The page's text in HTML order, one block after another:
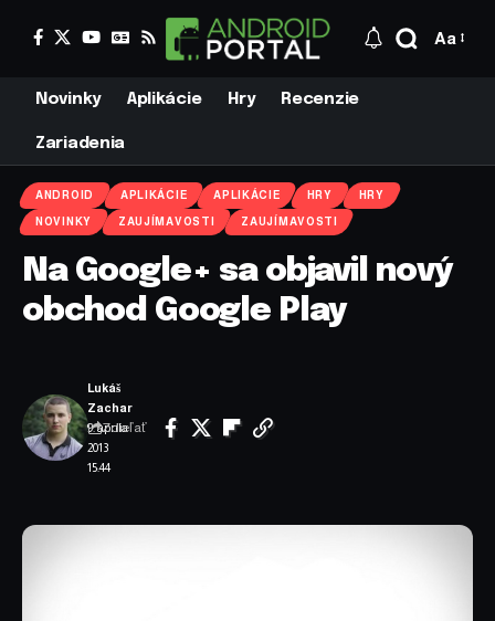
Aa
Novinky Aplikácie Hry Recenzie
Zariadenia
ANDROID APLIKÁCIE APLIKÁCIE HRY HRY
NOVINKY ZAUJÍMAVOSTI ZAUJÍMAVOSTI
Na Google+ sa objavil nový
obchod Google Play
9. apríla
2013
15:44
Lukáš
Zachar
Zdieľať